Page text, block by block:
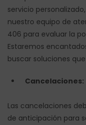
servicio
nuestro equipo de
406 para evaluar la
Estaremos
buscar soluciones
Cancelaciones:
Las cancelaciones
de anticipación para